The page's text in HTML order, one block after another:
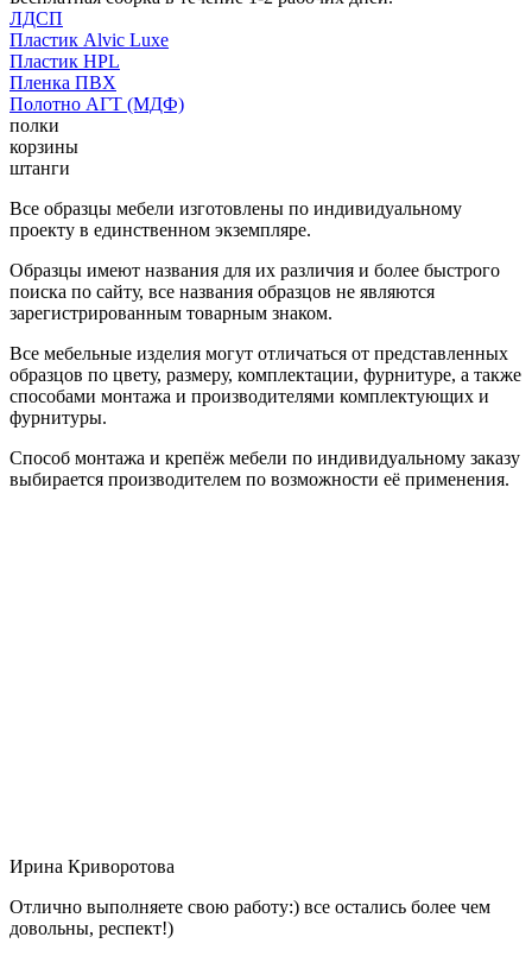
ЛДСП
Пластик Alvic Luxe
Пластик HPL
Пленка ПВХ
Полотно АГТ (МДФ)
полки
корзины
штанги
Все образцы мебели изготовлены по индивидуальному
проекту в единственном экземпляре.
Образцы имеют названия для их различия и более быстрого
поиска по сайту, все названия образцов не являются
зарегистрированным товарным знаком.
Все мебельные изделия могут отличаться от представленных
образцов по цвету, размеру, комплектации, фурнитуре, а также
способами монтажа и производителями комплектующих и
фурнитуры.
Способ монтажа и крепёж мебели по индивидуальному заказу
выбирается производителем по возможности её применения.
Ирина Криворотова
Отлично выполняете свою работу:) все остались более чем
довольны, респект!)